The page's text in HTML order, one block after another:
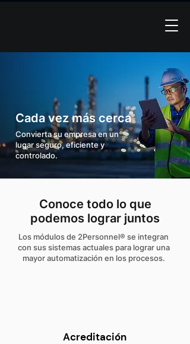
Cada vez más cerca
Convierta su empresa en un
lugar seguro, eficiente y
controlado.
Conoce todo lo que
podemos lograr juntos
Los módulos de 2Personnel® se integran
con sus sistemas actuales para lograr una
mayor automatización en los procesos.
Acreditación